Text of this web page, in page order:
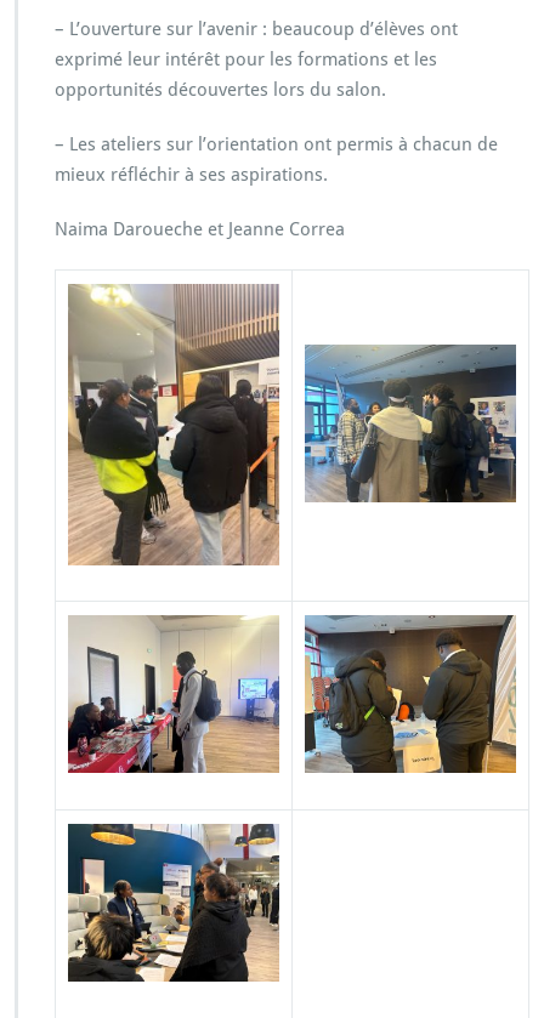
– L’ouverture sur l’avenir : beaucoup d’élèves ont
exprimé leur intérêt pour les formations et les
opportunités découvertes lors du salon.
– Les ateliers sur l’orientation ont permis à chacun de
mieux réfléchir à ses aspirations.
Naima Daroueche et Jeanne Correa